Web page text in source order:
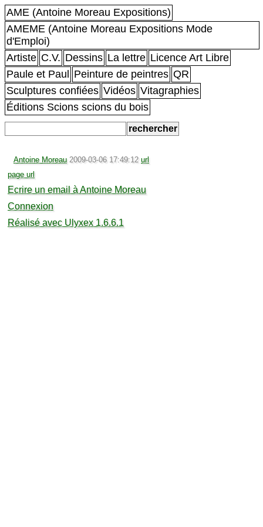
AME (Antoine Moreau Expositions)
AMEME (Antoine Moreau Expositions Mode
d'Emploi)
Artiste C.V. Dessins La lettre Licence Art Libre
Paule et Paul
Peinture de peintres QR
Sculptures confiées Vidéos Vitagraphies
Éditions Scions scions du bois
Antoine Moreau 2009-03-06 17:49:12 url
page url
Ecrire un email à Antoine Moreau
Connexion
Réalisé avec Ulyxex 1.6.6.1